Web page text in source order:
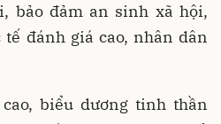
bảo đảm an sinh xã hội,
tế đánh giá cao, nhân dân
biểu dương tinh thần